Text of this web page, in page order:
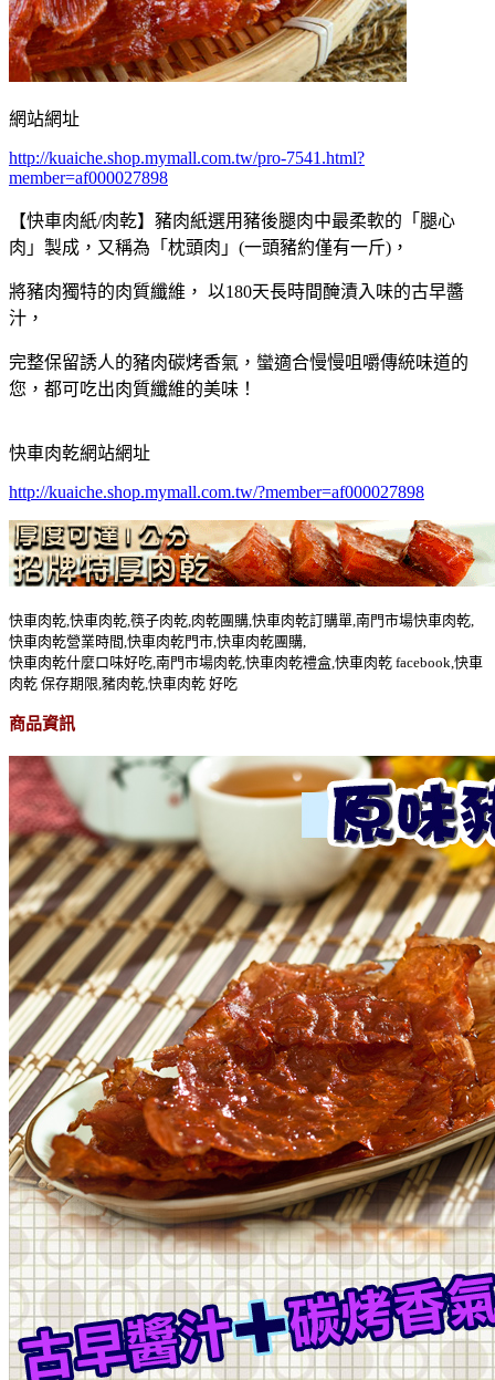
網站網址
http://kuaiche.shop.mymall.com.tw/pro-7541.html?
member=af000027898
【快車肉紙/肉乾】豬肉紙選用豬後腿肉中最柔軟的「腿心
肉」製成，又稱為「枕頭肉」(一頭豬約僅有一斤)，
將豬肉獨特的肉質纖維， 以180天長時間醃漬入味的古早醬
汁，
完整保留誘人的豬肉碳烤香氣，蠻適合慢慢咀嚼傳統味道的
您，都可吃出肉質纖維的美味！
快車肉乾網站網址
http://kuaiche.shop.mymall.com.tw/?member=af000027898
快車肉乾,快車肉乾,筷子肉乾,肉乾團購,快車肉乾訂購單,南門市場快車肉乾,
快車肉乾營業時間,快車肉乾門市,快車肉乾團購,
快車肉乾什麼口味好吃,南門市場肉乾,快車肉乾禮盒,快車肉乾 facebook,快車
肉乾 保存期限,豬肉乾,快車肉乾 好吃
商品資訊